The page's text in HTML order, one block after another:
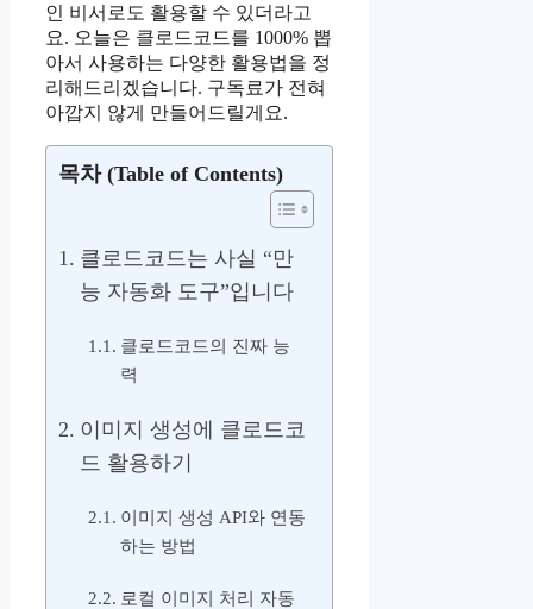
인 비서로도 활용할 수 있더라고
요. 오늘은 클로드코드를 1000% 뽑
아서 사용하는 다양한 활용법을 정
리해드리겠습니다. 구독료가 전혀
아깝지 않게 만들어드릴게요.
목차 (Table of Contents)
클로드코드는 사실 “만
능 자동화 도구”입니다
클로드코드의 진짜 능
력
이미지 생성에 클로드코
드 활용하기
이미지 생성 API와 연동
하는 방법
로컬 이미지 처리 자동